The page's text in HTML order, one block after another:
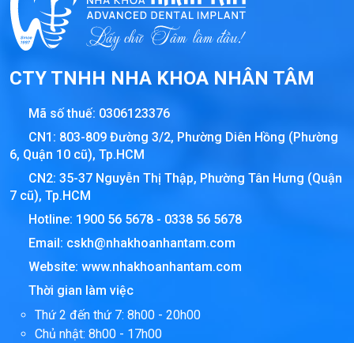
CTY TNHH NHA KHOA NHÂN TÂM
Mã số thuế: 0306123376
CN1: 803-809 Đường 3/2, Phường Diên Hồng (Phường
6, Quận 10 cũ), Tp.HCM
CN2: 35-37 Nguyễn Thị Thập, Phường Tân Hưng (Quận
7 cũ), Tp.HCM
Hotline: 1900 56 5678 - 0338 56 5678
Email: cskh@nhakhoanhantam.com
Website: www.nhakhoanhantam.com
Thời gian làm việc
Thứ 2 đến thứ 7: 8h00 - 20h00
Chủ nhật: 8h00 - 17h00